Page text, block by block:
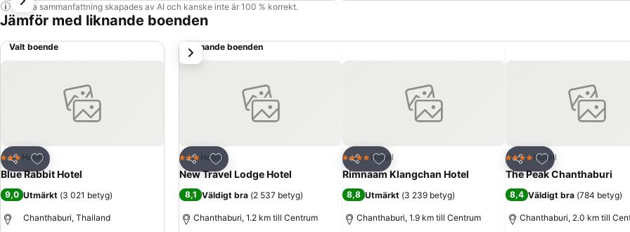
Denna sammanfattning skapades av AI och kanske inte är 100 % korrekt.
Jämför med liknande boenden
Valt boende
Dela
Lägg till i Mina Favoriter
3 Stjärnor
Hotell
Blue Rabbit Hotel
9,0 Utmärkt (3 021 betyg)
Chanthaburi, Thailand
Liknande boenden
Dela
Lägg till i Mina Favoriter
3 Stjärnor
Hotell
New Travel Lodge Hotel
8,1 Väldigt bra (2 537 betyg)
Chanthaburi, 1.2 km till Centrum
Dela
Lägg till i Mina Favoriter
4 StjärnorHotell
Rimnaam Klangchan Hotel
8,8 Utmärkt (3 239 betyg)
Chanthaburi, 1.9 km till Centrum
Dela
Lägg till i Mina
4 StjärnorHotell
The Peak Chanthaburi
8,4 Väldigt bra (784 betyg)
Chanthaburi, 2.0 km till
nästa